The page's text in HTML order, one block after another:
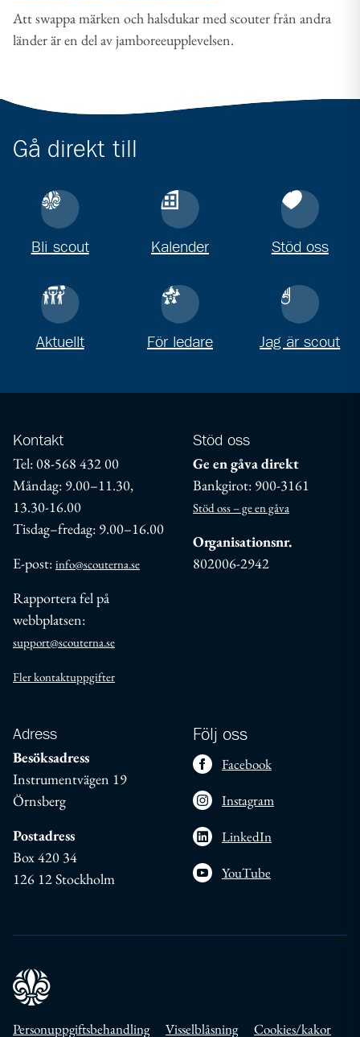
Att swappa märken och halsdukar med scouter från andra
länder är en del av jamboreeupplevelsen.
Gå direkt till
Bli scout Kalender Stöd oss
Aktuellt För ledare Jag är scout
Kontakt
Tel: 08-568 432 00
Måndag: 9.00–11.30,
13.30-16.00
Tisdag–fredag: 9.00–16.00
E-post: info@scouterna.se
Rapportera fel på
webbplatsen:
support@scouterna.se
Fler kontaktuppgifter
Stöd oss
Ge en gåva direkt
Bankgirot: 900-3161
Stöd oss – ge en gåva
Organisationsnr.
802006-2942
Adress
Besöksadress
Instrumentvägen 19
Örnsberg
Postadress
Box 420 34
126 12 Stockholm
Följ oss
Facebook
Instagram
LinkedIn
YouTube
Personuppgiftsbehandling Visselblåsning Cookies/kakor